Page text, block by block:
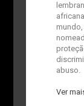
abuso.
Ver